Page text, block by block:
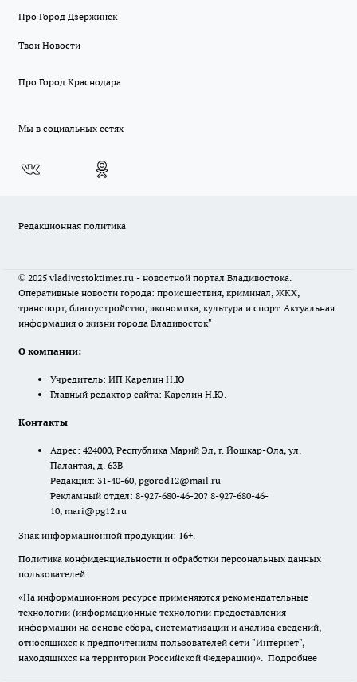
Про Город Дзержинск
Твои Новости
Про Город Краснодара
Мы в социальных сетях
Редакционная политика
© 2025 vladivostoktimes.ru - новостной портал Владивостока.
Оперативные новости города: происшествия, криминал, ЖКХ,
транспорт, благоустройство, экономика, культура и спорт. Актуальная
информация о жизни города Владивосток"
О компании:
Учредитель: ИП Карелин Н.Ю
Главный редактор сайта: Карелин Н.Ю.
Контакты
Адрес: 424000, Республика Марий Эл, г. Йошкар-Ола, ул.
Палантая, д. 63В
Редакция: 31-40-60, pgorod12@mail.ru
Рекламный отдел: 8-927-680-46-20? 8-927-680-46-
10, mari@pg12.ru
Знак информационной продукции: 16+.
Политика конфиденциальности и обработки персональных данных
пользователей
«На информационном ресурсе применяются рекомендательные
технологии (информационные технологии предоставления
информации на основе сбора, систематизации и анализа сведений,
относящихся к предпочтениям пользователей сети "Интернет",
находящихся на территории Российской Федерации)». Подробнее